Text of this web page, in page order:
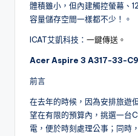
體積雖小，但內建觸控螢幕、
容量儲存空間一樣都不少！。
ICAT艾凱科技： 一鍵傳送。
Acer Aspire 3 A317-33-
前言
在去年的時候，因為安排旅遊
望在有限的預算內，挑選一台
電，便於時刻處理公事；同時